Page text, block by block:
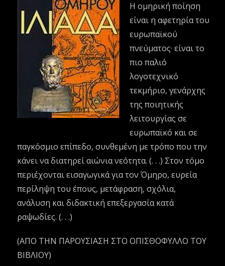
Η ομηρική ποίηση
είναι η αφετηρία του
ευρωπαϊκού
πνεύματος· είναι το
πιο παλιό
λογοτεχνικό
τεκμήριο, γενάρχης
της ποιητικής
λειτουργίας σε
ευρωπαϊκό και σε
παγκόσμιο επίπεδο, συνθεμένη με τρόπο που την
κάνει να διατηρεί αιώνια νεότητα. (. . .) Στον τόμο
περιέχονται εισαγωγικά για τον Όμηρο, ευρεία
περίληψη του έπους, μετάφραση, σχόλια,
ανάλυση και διδακτική επεξεργασία κατά
ραψωδίες. (. . .)
(ΑΠΟ ΤΗΝ ΠΑΡΟΥΣΙΑΣΗ ΣΤΟ ΟΠΙΣΘΟΦΥΛΛΟ ΤΟΥ
ΒΙΒΛΙΟΥ)